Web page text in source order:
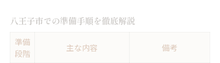
八王子市での準備手順を徹底解説
準備
段階
主な内容 備考